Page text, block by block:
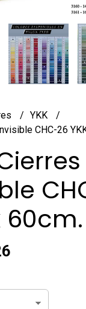
YKK
CHC-26
60cm.